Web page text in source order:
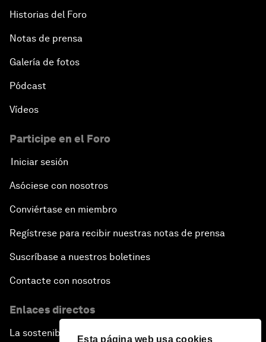
Esta página web usa cookies
Historias del Foro
Notas de prensa
Galería de fotos
Pódcast
Vídeos
Participe en el Foro
Iniciar sesión
Asóciese con nosotros
Conviértase en miembro
Regístrese para recibir nuestras notas de prensa
Suscríbase a nuestros boletines
Contacte con nosotros
Enlaces directos
La sostenibilidad en el Foro